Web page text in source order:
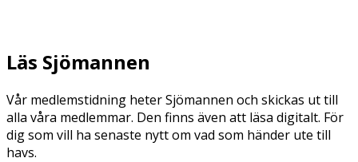
Läs Sjömannen
Vår medlemstidning heter Sjömannen och skickas ut till
alla våra medlemmar. Den finns även att läsa digitalt. För
dig som vill ha senaste nytt om vad som händer ute till
havs.